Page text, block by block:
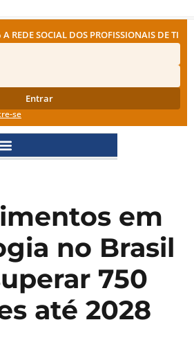
A REDE SOCIAL DOS PROFISSIONAIS DE TI
Entrar
se
em
no Brasil
750
até 2028